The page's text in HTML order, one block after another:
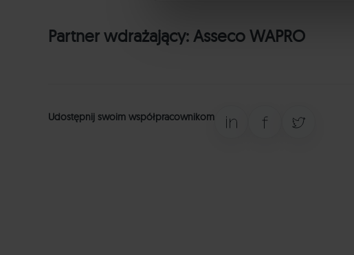
Partner wdrażający: Asseco WAPRO
Udostępnij swoim współpracownikom